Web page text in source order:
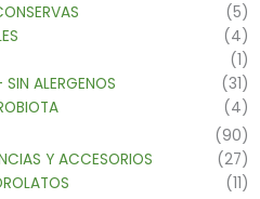
(5)
(4)
(1)
ALERGENOS
(31)
(4)
(90)
Y ACCESORIOS
(27)
(11)